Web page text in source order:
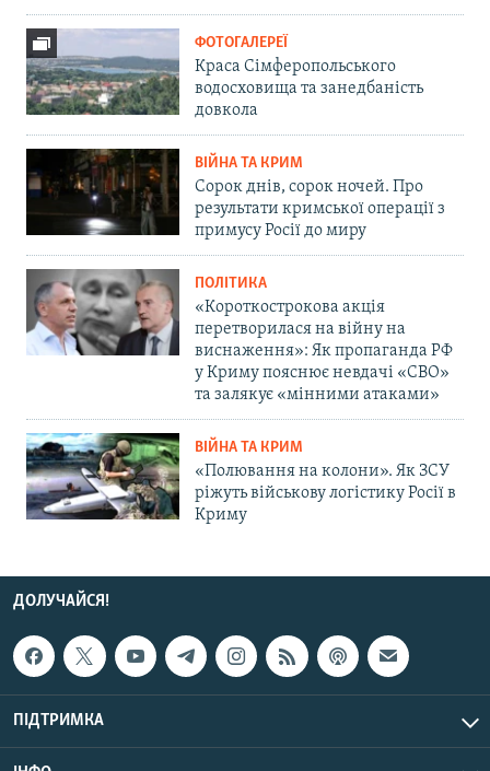
ФОТОГАЛЕРЕЇ
Краса Сімферопольського
водосховища та занедбаність
довкола
ВІЙНА ТА КРИМ
Сорок днів, сорок ночей. Про
результати кримської операції з
примусу Росії до миру
ПОЛІТИКА
«Короткострокова акція
перетворилася на війну на
виснаження»: Як пропаганда РФ
у Криму пояснює невдачі «СВО»
та залякує «мінними атаками»
ВІЙНА ТА КРИМ
«Полювання на колони». Як ЗСУ
ріжуть військову логістику Росії в
Криму
ДОЛУЧАЙСЯ!
ПІДТРИМКА